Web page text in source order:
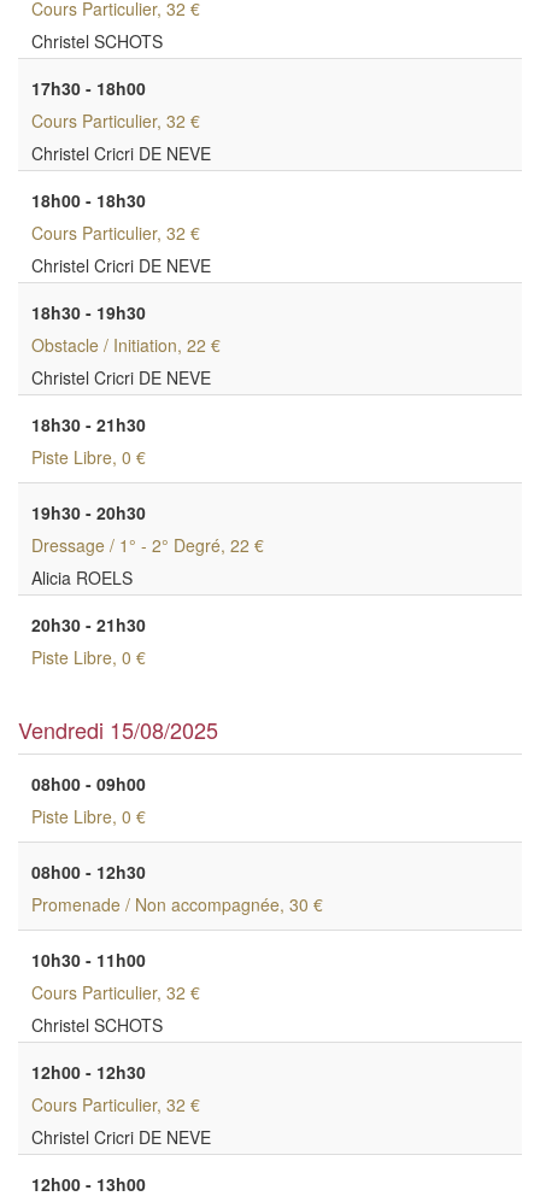
Cours Particulier, 32 €
Christel SCHOTS
17h30 - 18h00
Cours Particulier, 32 €
Christel Cricri DE NEVE
18h00 - 18h30
Cours Particulier, 32 €
Christel Cricri DE NEVE
18h30 - 19h30
Obstacle / Initiation, 22 €
Christel Cricri DE NEVE
18h30 - 21h30
Piste Libre, 0 €
19h30 - 20h30
Dressage / 1° - 2° Degré, 22 €
Alicia ROELS
20h30 - 21h30
Piste Libre, 0 €
Vendredi 15/08/2025
08h00 - 09h00
Piste Libre, 0 €
08h00 - 12h30
Promenade / Non accompagnée, 30 €
10h30 - 11h00
Cours Particulier, 32 €
Christel SCHOTS
12h00 - 12h30
Cours Particulier, 32 €
Christel Cricri DE NEVE
12h00 - 13h00